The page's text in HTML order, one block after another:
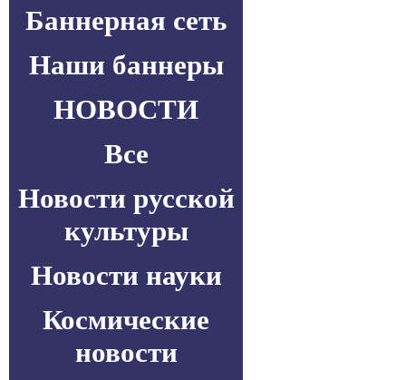
Баннерная сеть
Наши баннеры
НОВОСТИ
Все
Новости русской
культуры
Новости науки
Космические
новости